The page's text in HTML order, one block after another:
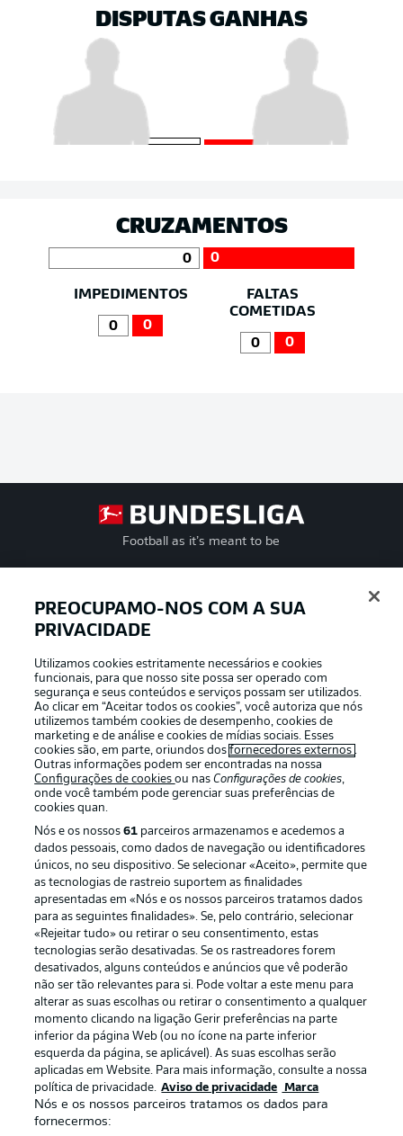
DISPUTAS GANHAS
CRUZAMENTOS
0 0
IMPEDIMENTOS
0 0
FALTAS
COMETIDAS
0 0
Football as it’s meant to be
APLICATIVO DA BUNDESLIGA
Oferecido por
Publicidade Avisos legais
Gerir preferências Aviso de privacidade
Trabalhe conosco
Marca Contato
Jogadores
PREOCUPAMO-NOS COM A SUA
PRIVACIDADE
Utilizamos cookies estritamente necessários e cookies
funcionais, para que nosso site possa ser operado com
segurança e seus conteúdos e serviços possam ser utilizados.
Ao clicar em “Aceitar todos os cookies”, você autoriza que nós
utilizemos também cookies de desempenho, cookies de
marketing e de análise e cookies de mídias sociais. Esses
cookies são, em parte, oriundos dosfornecedores externos .
Outras informações podem ser encontradas na nossa
Configurações de cookiesou nasConfigurações de cookies,
onde você também pode gerenciar suas preferências de
cookies quan.
Nós e os nossos61 parceiros armazenamos e acedemos a
dados pessoais, como dados de navegação ou identificadores
únicos, no seu dispositivo. Se selecionar «Aceito», permite que
as tecnologias de rastreio suportem as finalidades
apresentadas em «Nós e os nossos parceiros tratamos dados
para as seguintes finalidades». Se, pelo contrário, selecionar
«Rejeitar tudo» ou retirar o seu consentimento, estas
tecnologias serão desativadas. Se os rastreadores forem
desativados, alguns conteúdos e anúncios que vê poderão
não ser tão relevantes para si. Pode voltar a este menu para
alterar as suas escolhas ou retirar o consentimento a qualquer
momento clicando na ligação Gerir preferências na parte
inferior da página Web (ou no ícone na parte inferior
esquerda da página, se aplicável). As suas escolhas serão
aplicadas em Website. Para mais informação, consulte a nossa
política de privacidade. Aviso de privacidade Marca
Nós e os nossos parceiros tratamos os dados para
fornecermos: